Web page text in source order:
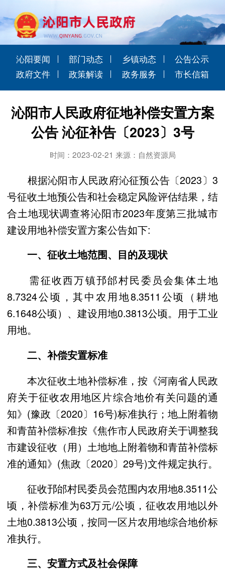
沁阳要闻 部门动态 乡镇动态
公告公示
政府文件
政策解读 政务服务 市长信箱
沁阳市人民政府征地补偿安置方案
公告 沁征补告〔2023〕3号
时间：2023-02-21 来源：自然资源局
根据沁阳市人民政府沁征预公告〔2023〕3
号征收土地预公告和社会稳定风险评估结果，结
合土地现状调查将沁阳市2023年度第三批城市
建设用地补偿安置方案公告如下:
一、征收土地范围、目的及现状
需征收西万镇邘邰村民委员会集体土地
8.7324公顷，其中农用地8.3511公顷（耕地
6.1648公顷）、建设用地0.3813公顷。用于工业
用地。
二、补偿安置标准
本次征收土地补偿标准，按《河南省人民政
府关于征收农用地区片综合地价有关问题的通
知》(豫政〔2020〕16号)标准执行；地上附着物
和青苗补偿标准按《焦作市人民政府关于调整我
市建设征收（用）土地地上附着物和青苗补偿标
准的通知》(焦政〔2020〕29号)文件规定执行。
征收邘邰村民委员会范围内农用地8.3511公
顷，补偿标准为63万元/公顷，征收农用地以外
土地0.3813公顷，按同一区片农用地综合地价标
准执行。
三、安置方式及社会保障